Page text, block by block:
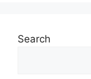
Search